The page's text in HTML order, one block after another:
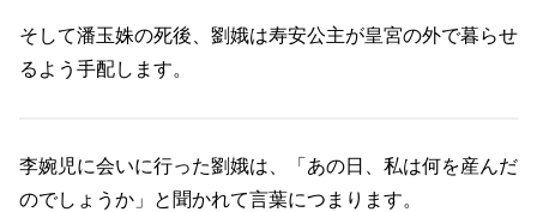
そして潘玉姝の死後、劉娥は寿安公主が皇宮の外で暮らせ
るよう手配します。
李婉児に会いに行った劉娥は、「あの日、私は何を産んだ
のでしょうか」と聞かれて言葉につまります。